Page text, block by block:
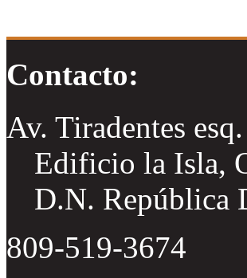
Contacto:
Av. Tiradentes
Edificio la Isla,
D.N. República
809-519-3674